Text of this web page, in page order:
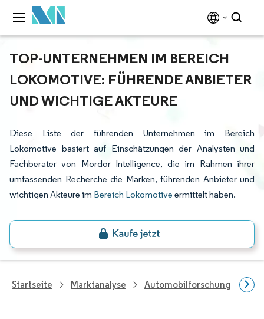
TOP-UNTERNEHMEN IM BEREICH
LOKOMOTIVE: FÜHRENDE ANBIETER
UND WICHTIGE AKTEURE
Diese Liste der führenden Unternehmen im Bereich
Lokomotive basiert auf Einschätzungen der Analysten und
Fachberater von Mordor Intelligence, die im Rahmen ihrer
umfassenden Recherche die Marken, führenden Anbieter und
wichtigen Akteure im Bereich Lokomotive ermittelt haben.
Startseite Marktanalyse Automobilforschung